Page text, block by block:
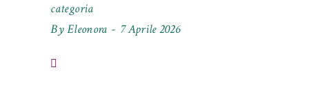
categoria
ByEleonora 7 Aprile 2026